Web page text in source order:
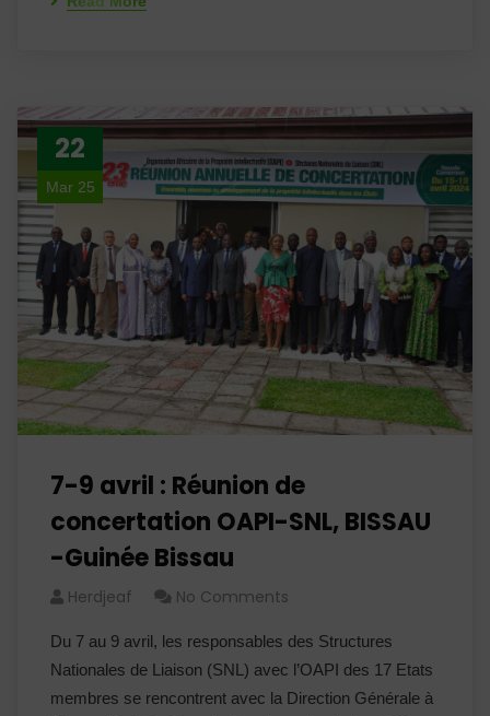
22
Mar 25
7-9 avril : Réunion de
concertation OAPI-SNL, BISSAU
-Guinée Bissau
Herdjeaf No Comments
Du 7 au 9 avril, les responsables des Structures
Nationales de Liaison (SNL) avec l’OAPI des 17 Etats
membres se rencontrent avec la Direction Générale à